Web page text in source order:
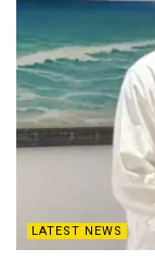
LATEST NEWS